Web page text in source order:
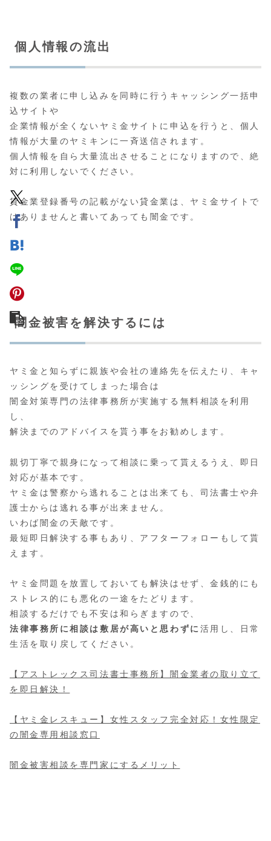
個人情報の流出
複数の業者に申し込みを同時に行うキャッシング一括申
込サイトや
企業情報が全くないヤミ金サイトに申込を行うと、個人
情報が大量のヤミキンに一斉送信されます。
個人情報を自ら大量流出させることになりますので、絶
対に利用しないでください。
貸金業登録番号の記載がない貸金業は、ヤミ金サイトで
はありませんと書いてあっても闇金です。
闇金被害を解決するには
ヤミ金と知らずに親族や会社の連絡先を伝えたり、キャ
ッシングを受けてしまった場合は
闇金対策専門の法律事務所が実施する無料相談 を利用
し、
解決までのアドバイスを貰う事をお勧めします。
親切丁寧で親身になって相談に乗って貰えるうえ、即日
対応が基本です。
ヤミ金は警察から逃れることは出来ても、司法書士や弁
護士からは逃れる事が出来ません。
いわば闇金の天敵です。
最短即日解決する事もあり、アフターフォローもして貰
えます。
ヤミ金問題を放置しておいても解決はせず、金銭的にも
ストレス的にも悪化の一途をたどります。
相談するだけでも不安は和らぎますので、
法律事務所に相談は敷居が高いと思わずに 活用し、日常
生活を取り戻してください。
【アストレックス司法書士事務所】闇金業者の取り立て
を即日解決！
【ヤミ金レスキュー】女性スタッフ完全対応！女性限定
の闇金専用相談窓口
闇金被害相談を専門家にするメリット